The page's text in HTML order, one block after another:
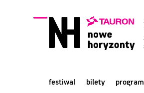
festiwal bilety program